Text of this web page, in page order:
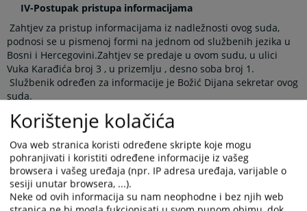
IV-Postupak pristupa informacijama
Zahtjev za pristup informacijama iz nadležnosti ovog suda,
podnosi se u pismenoj formi na jednom od službenih jezika u
Bosni i Hercegovini.Zahtjev se predaje u ovom sudu, u ulici
Vuka Karađića broj 3 , u prizemlju , desno soba broj 1.
Službenik određen za informacije je Božić Dijana sekretar ovog
suda.
- Ime i prezime podnosioca zahtjeva, odnosno naziv organa
državne vlasti ili naziv preduzeća (firme),
- Adresu odnosno sjedište podnosioca zahtjeva,
- Dovoljno podataka o prirodi i sadržaju tražene informacije,
kako bi se omogućilo ovom sudu da obebzjedi u razumnom
roku takvu informaciju,
- Svojeru;ni potpis sa punim imenom i prezimenom podnosioca
Korištenje kolačića
Ova web stranica koristi određene skripte koje mogu
pohranjivati i koristiti određene informacije iz vašeg
browsera i vašeg uređaja (npr. IP adresa uređaja, varijable o
sesiji unutar browsera, ...).
Neke od ovih informacija su nam neophodne i bez njih web